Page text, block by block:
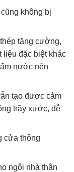
không bị
tăng cường,
liệu đặc biệt khác
nước nên
tạo được cảm
trầy xước, dễ
cửa thông
ngôi nhà thân